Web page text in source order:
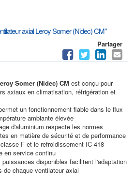
axial Leroy Somer (Nidec) CM"
Partager
Somer (Nidec) CM est conçu pour
axiaux en climatisation, réfrigération et
un fonctionnement fiable dans le flux
ambiante élevée
d'aluminium respecte les normes
en matière de sécurité et de performance
F et le refroidissement IC 418
en service continu
puissances disponibles facilitent l'adaptation
chaque ventilateur axial